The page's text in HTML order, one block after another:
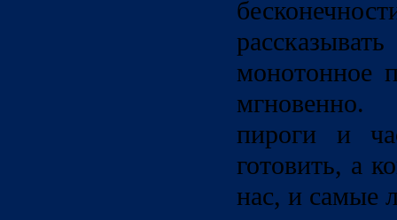
монотонное
пироги и
готовить, а
нас, и самые